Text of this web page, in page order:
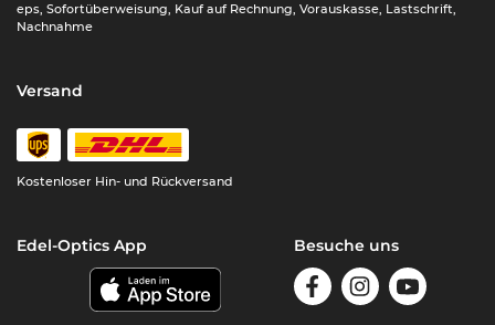
eps, Sofortüberweisung, Kauf auf Rechnung, Vorauskasse, Lastschrift,
Nachnahme
Versand
Kostenloser Hin- und Rückversand
Edel-Optics App Besuche uns